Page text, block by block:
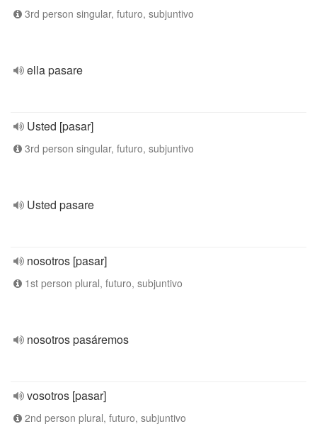
3rd person singular, futuro, subjuntivo
ella pasare
Usted [pasar]
3rd person singular, futuro, subjuntivo
Usted pasare
nosotros [pasar]
1st person plural, futuro, subjuntivo
nosotros pasáremos
vosotros [pasar]
2nd person plural, futuro, subjuntivo